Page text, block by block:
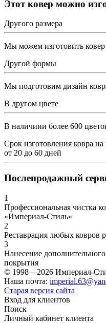
Этот ковер можно
Другого размера
Мы можем изготовить
Другой формы
Мы подготовим дизайн
В другом цвете
В наличиии более 600
Срок изготовления ковра на
от 20 до 60 дней
Послепродажный
1
Профессиональная чистка
«Империал-Стиль»
2
Реставрация любых ковров
3
Нанесение
покрытия
© 1998—2026 Империал-
Наша почта:
Старая версия сайта
Вход для клиентов
Поиск
Личный кабинет клиента